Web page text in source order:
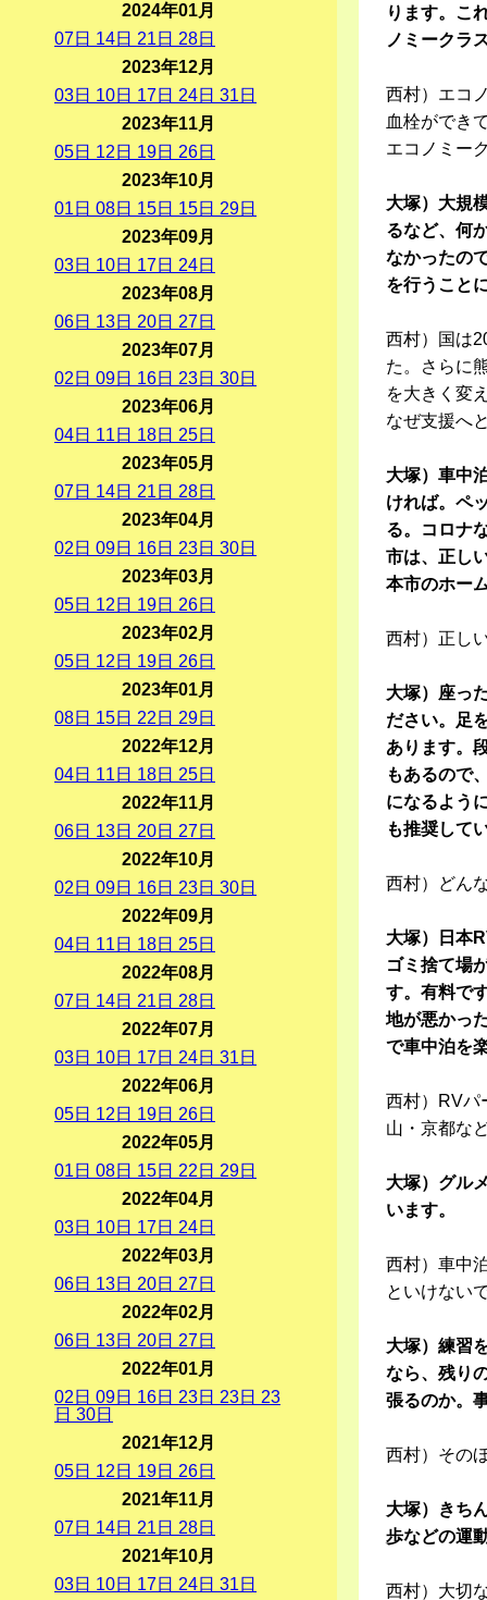
ります。こ
ノミークラ
西村）エコ
血栓ができ
エコノミー
大塚）大規
るなど、何
なかったの
を行うこと
西村）国は
た。さらに
を大きく変
なぜ支援へ
大塚）車中
ければ。ペ
る。コロナ
市は、正し
本市のホー
西村）正し
大塚）座っ
ださい。足
あります。
もあるので
になるよう
も推奨して
西村）どん
大塚）日本
ゴミ捨て場
す。有料で
地が悪かっ
で車中泊を
西村）RVパ
山・京都な
大塚）グル
います。
西村）車中
といけない
大塚）練習
なら、残り
張るのか。
西村）その
大塚）きち
歩などの運
西村）大切
2024年01月
07日 14日 21 日 28日
2023年12月
03日 10日 17日 24日 31 日
2023年11月
05日 12 日 19日 26日
2023年10月
01 日 08日 15日 15日 29日
2023年09月
03日 10日 17日 24日
2023年08月
06日 13日 20日 27日
2023年07月
02 日 09日 16日 23日 30日
2023年06月
04日 11 日 18日 25日
2023年05月
07日 14日 21 日 28日
2023年04月
02 日 09日 16日 23日 30日
2023年03月
05日 12 日 19日 26日
2023年02月
05日 12 日 19日 26日
2023年01月
08日 15日 22 日 29日
2022年12月
04日 11 日 18日 25日
2022年11月
06日 13日 20日 27日
2022年10月
02 日 09日 16日 23日 30日
2022年09月
04日 11 日 18日 25日
2022年08月
07日 14日 21 日 28日
2022年07月
03日 10日 17日 24日 31 日
2022年06月
05日 12 日 19日 26日
2022年05月
01 日 08日 15日 22 日 29日
2022年04月
03日 10日 17日 24日
2022年03月
06日 13日 20日 27日
2022年02月
06日 13日 20日 27日
2022年01月
02 日 09日 16日 23日 23日 23
日 30日
2021年12月
05日 12 日 19日 26日
2021年11月
07日 14日 21 日 28日
2021年10月
03日 10日 17日 24日 31 日